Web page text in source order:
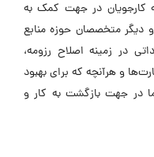
کارجویان در جهت کمک به
و دیگر متخصصان حوزه منابع
در زمینه اصلاح رزومه،
و هرآنچه که برای بهبود
در جهت بازگشت به کار و